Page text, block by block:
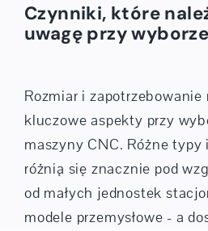
Czynniki, które
uwagę przy
Rozmiar i
kluczowe aspekty przy
maszyny CNC. Różne typy
różnią się znacznie pod
od małych jednostek
modele przemysłowe - a